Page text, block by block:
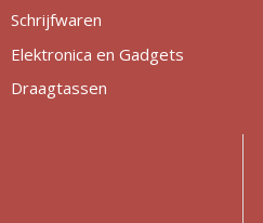
Schrijfwaren
Elektronica en Gadgets
Draagtassen